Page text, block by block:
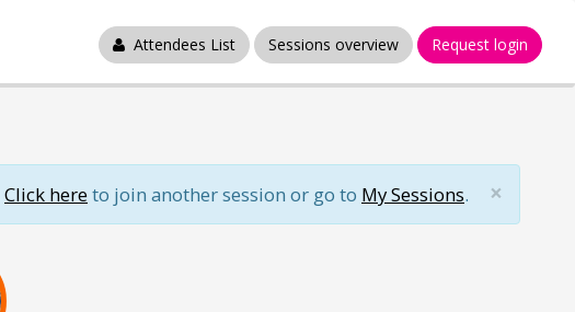
Attendees List Sessions overview Request login
×
Click hereto join another session or go to My Sessions.